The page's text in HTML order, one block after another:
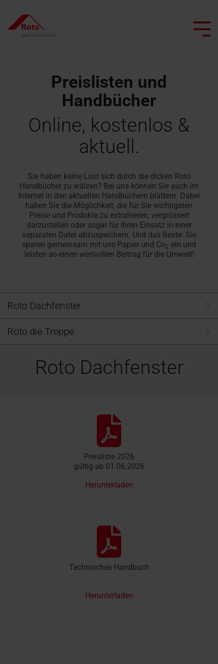
the
Handwerker finden
Angebot
anfordern
Smart Home
Pflege und Wartung
Tageslichtberater
Ansprechpartner
für Profis
Handwerker in der
Roto macht's möglich!
100%
Alle Dachfenster
Klapp-
Schwingfenster
Schwingfenster
Flachdachfenster
Dachfenster
finden
Alle besonderen Anwendungsfenster
Dachfenster
mit
Heizfunktion
Rauchabzugsfenster
Wohn-
Fassadenanschluss­
fenster
Zubehör und Anschlussprodukte
Sonnenschutz & Rollos
innen
aussen
Alle Dachtreppen
Bodentreppen
mit
Feuerwiderstand
Dachtreppen
finden
Alle Flachdachausstiege
Flachdachausstiege
Flachdachausstiege
mit
Alle Kniestocktüren
In 3
Ersatzteilservice
Serviceanfrage
erfassen
Karriere
bei
Roto
Handwerker in der Nähe finden
Roto macht's möglich!
Serviceanfrage erfassen
Für Dachfenster &
Häufige
Rund um
Architekten & Bauwirtschaft
Ansprechpartner
für Profis
Download-Bereich
Dachfenster und -treppen
Serviceanfrage erfassen
Dachfenster &Jetzt
Preislisten und
Handbücher
Online, kostenlos &
aktuell.
Sie haben keine Lust sich durch die dicken Roto
Handbücher zu wälzen? Bei uns können Sie auch im
Internet in den aktuellen Handbüchern blättern. Dabei
haben Sie die Möglichkeit, die für Sie wichtigsten
Preise und Produkte zu extrahieren, vergrössert
darzustellen oder sogar für Ihren Einsatz in einer
separaten Datei abzuspeichern. Und das Beste: Sie
sparen gemeinsam mit uns Papier und Co2 ein und
leisten so einen wertvollen Beitrag für die Umwelt!
Roto Dachfenster
Roto die Treppe
Roto Dachfenster
Preisliste 2026
gültig ab 01.06.2026
Herunterladen
Technisches Handbuch
Herunterladen